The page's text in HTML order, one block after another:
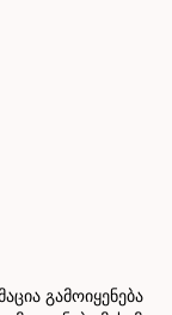
გამოიყენება